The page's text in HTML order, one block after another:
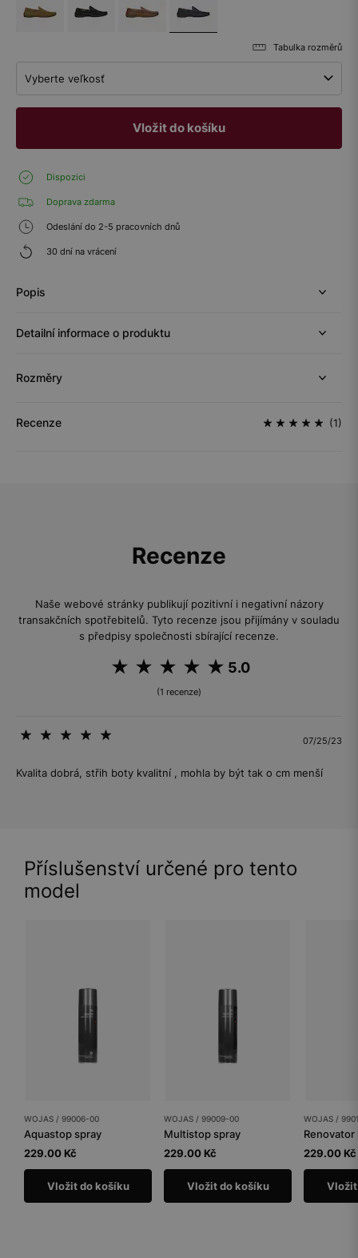
Tabulka rozměrů
Vyberte veľkosť
Vložit do košíku
Dispozici
Doprava zdarma
Odeslání do 2-5 pracovních dnů
30 dní na vrácení
Popis
Detailní informace o produktu
Rozměry
Recenze (1)
Recenze
Naše webové stránky publikují pozitivní i negativní názory
transakčních spotřebitelů. Tyto recenze jsou přijímány v souladu
s předpisy společnosti sbírající recenze.
5.0
(1 recenze)
07/25/23
Kvalita dobrá, střih boty kvalitní , mohla by být tak o cm menší
Příslušenství určené pro tento
model
WOJAS / 99006-00
Aquastop spray
229.00 Kč
Vložit do košíku
WOJAS / 99009-00
Multistop spray
229.00 Kč
Vložit do košíku
WOJAS /
Renovator
229.00 Kč